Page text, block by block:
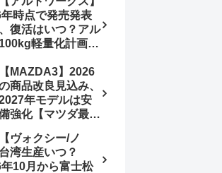
グe-POWERは
後半投入へ
時点で発売発表
復活はいつ？アル
100kg軽量化計画は
ターボとアルト
ットに期待【スズ
情報】
MAZDA3】2026
商品改良見込み、
年モデルは安
強化【マツダ最新
年以降予想
ヴォクシー/ノ
湾生産いつ？
10月から富士松